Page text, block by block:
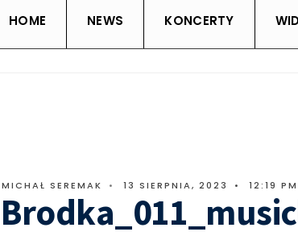
HOME NEWS KONCERTY
MICHAŁ SEREMAK • 13 SIERPNIA, 2023 • 12:19 PM